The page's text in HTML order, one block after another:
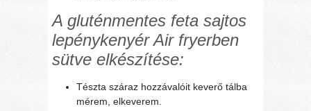
A gluténmentes feta sajtos
lepénykenyér Air fryerben
sütve elkészítése:
Tészta száraz hozzávalóit keverő tálba
mérem, elkeverem.